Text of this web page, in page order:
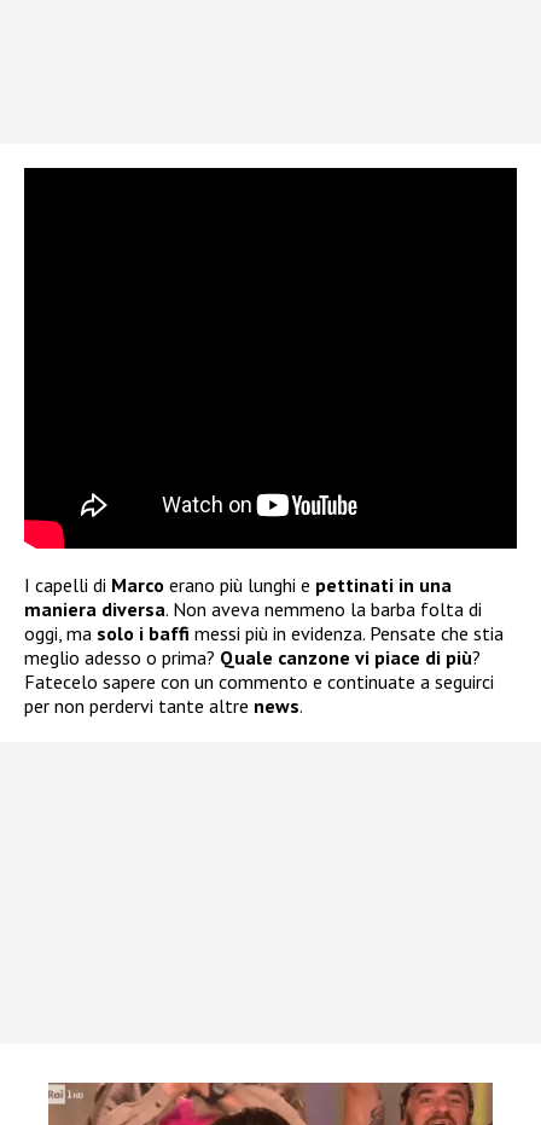
I capelli di Marco erano più lunghi e pettinati in una
maniera diversa. Non aveva nemmeno la barba folta di
oggi, ma solo i baffi messi più in evidenza. Pensate che stia
meglio adesso o prima? Quale canzone vi piace di più?
Fatecelo sapere con un commento e continuate a seguirci
per non perdervi tante altre news.